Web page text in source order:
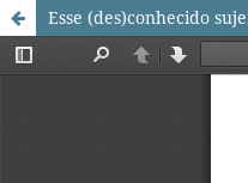
Esse (des)conhecido